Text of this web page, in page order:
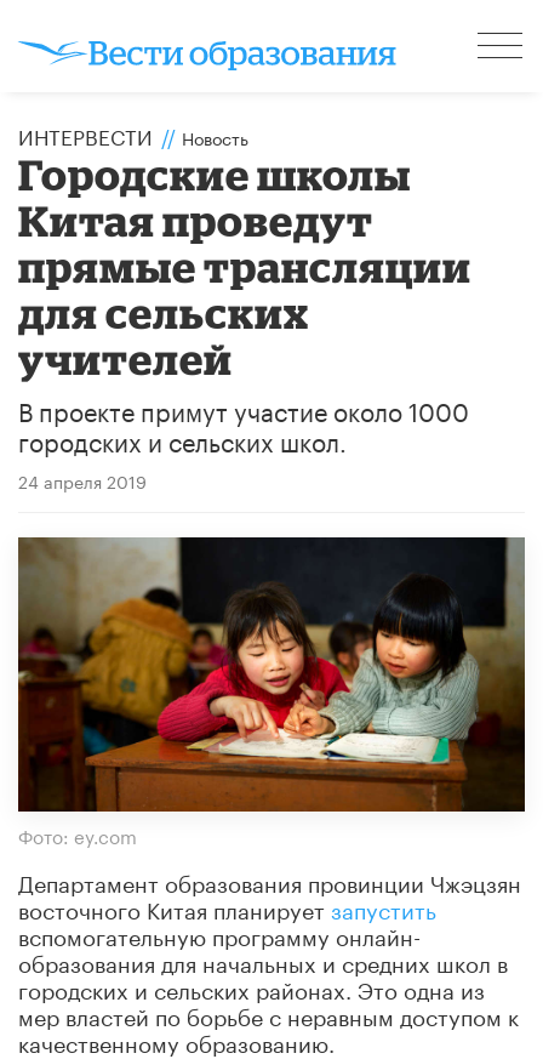
ИНТЕРВЕСТИ // Новость
Городские школы
Китая проведут
прямые трансляции
для сельских
учителей
В проекте примут участие около 1000
городских и сельских школ.
24 апреля 2019
Фото: ey.com
Департамент образования провинции Чжэцзян
восточного Китая планируетзапустить
вспомогательную программу онлайн-
образования для начальных и средних школ в
городских и сельских районах. Это одна из
мер властей по борьбе с неравным доступом к
качественному образованию.